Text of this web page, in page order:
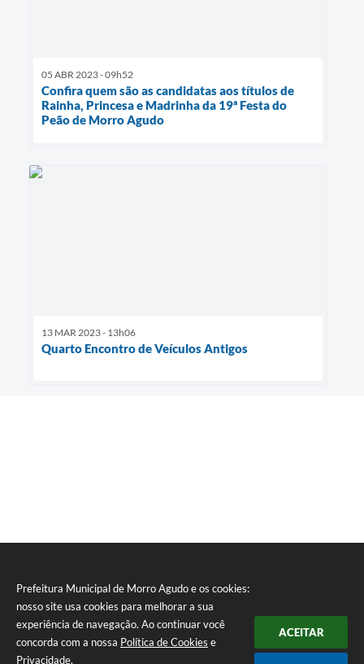
Prefeitura Municipal de Morro Agudo e os cookies:
nosso site usa cookies para melhorar a sua
experiência de navegação. Ao continuar você
concorda com a nossa Política de Cookies e
Privacidade.
ACEITAR
05 ABR 2023 - 09h52
Confira quem são as candidatas aos títulos de
Rainha, Princesa e Madrinha da 19ª Festa do
Peão de Morro Agudo
13 MAR 2023 - 13h06
Quarto Encontro de Veículos Antigos